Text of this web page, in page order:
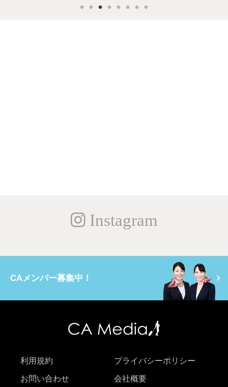
Instagram
CAメンバー募集中！
利用規約 プライバシーポリシー
お問い合わせ 会社概要